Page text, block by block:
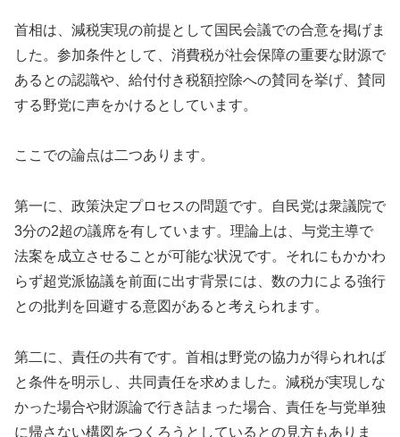
首相は、減税実現の前提として国民会議での合意を掲げま
した。参加条件として、消費税が社会保障の重要な財源で
あるとの認識や、給付付き税額控除への賛同を挙げ、賛同
する野党に声をかけるとしています。
ここでの論点は二つあります。
第一に、政策決定プロセスの問題です。自民党は衆議院で
3分の2超の議席を有しています。理論上は、与党主導で
法案を成立させることが可能な状況です。それにもかかわ
らず超党派協議を前面に出す背景には、数の力による強行
との批判を回避する意図があると考えられます。
第二に、責任の共有です。首相は野党の協力が得られれば
と条件を明示し、共同責任を求めました。減税が実現しな
かった場合や財源論で行き詰まった場合、責任を与党単独
に帰さない構図をつくろうとしているとの見方もありま